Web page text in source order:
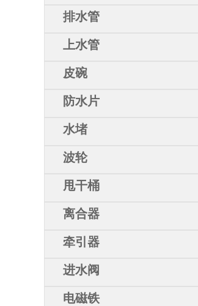
排水管
上水管
皮碗
防水片
水堵
波轮
甩干桶
离合器
牵引器
进水阀
电磁铁